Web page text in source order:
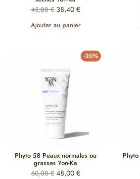
48,00€ 38,40 €
Ajouter au panier
-20%
Phyto 58 Peaux normales ou
grasses Yon-Ka
60,00€ 48,00 €